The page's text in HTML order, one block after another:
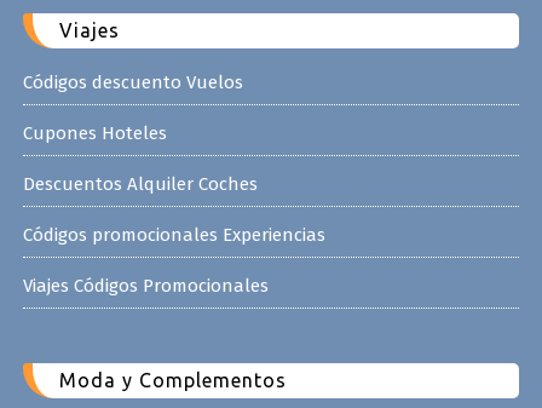
Viajes
Códigos descuento Vuelos
Cupones Hoteles
Descuentos Alquiler Coches
Códigos promocionales Experiencias
Viajes Códigos Promocionales
Moda y Complementos